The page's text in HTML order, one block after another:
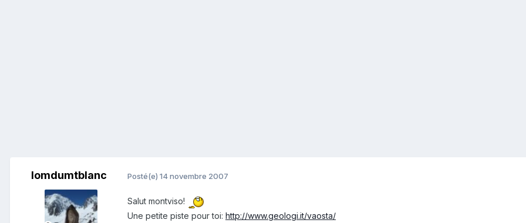
lomdumtblanc Posté(e) 14 novembre 2007
Salut montviso!
Une petite piste pour toi: http://www.geologi.it/vaosta/